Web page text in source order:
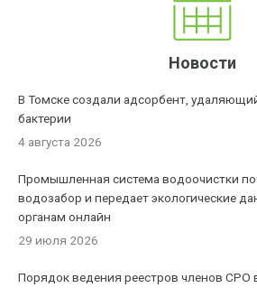
Новости
В Томске создали адсорбент,
бактерии
4 августа 2026
Промышленная система водоочистки
водозабор и передает экологические
органам онлайн
29 июля 2026
Порядок ведения реестров членов СРО